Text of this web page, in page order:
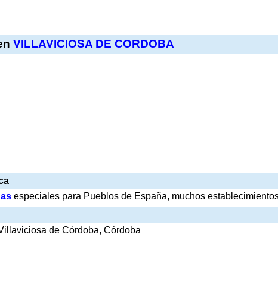
VILLAVICIOSA DE CORDOBA
especiales para Pueblos de España, muchos
de Córdoba, Córdoba